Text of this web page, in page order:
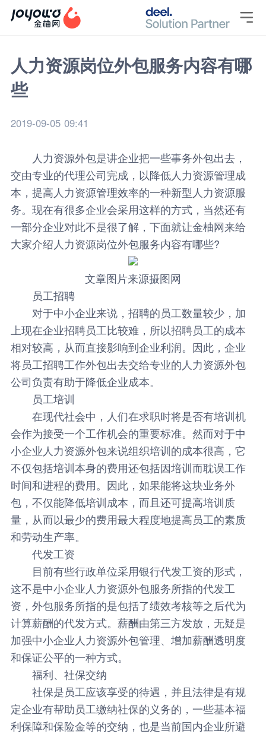

人力资源岗位外包服务内容有哪
些
2019-09-05 09:41
人力资源外包是讲企业把一些事务外包出去，
交由专业的代理公司完成，以降低人力资源管理成
本，提高人力资源管理效率的一种新型人力资源服
务。现在有很多企业会采用这样的方式，当然还有
一部分企业对此不是很了解，下面就让金柚网来给
大家介绍人力资源岗位外包服务内容有哪些?
文章图片来源摄图网
员工招聘
对于中小企业来说，招聘的员工数量较少，加
上现在企业招聘员工比较难，所以招聘员工的成本
相对较高，从而直接影响到企业利润。因此，企业
将员工招聘工作外包出去交给专业的人力资源外包
公司负责有助于降低企业成本。
员工培训
在现代社会中，人们在求职时将是否有培训机
会作为接受一个工作机会的重要标准。然而对于中
小企业人力资源外包来说组织培训的成本很高，它
不仅包括培训本身的费用还包括因培训而耽误工作
时间和进程的费用。因此，如果能将这块业务外
包，不仅能降低培训成本，而且还可提高培训质
量，从而以最少的费用最大程度地提高员工的素质
和劳动生产率。
代发工资
目前有些行政单位采用银行代发工资的形式，
这不是中小企业人力资源外包服务所指的代发工
资，外包服务所指的是包括了绩效考核等之后代为
计算薪酬的代发方式。薪酬由第三方发放，无疑是
加强中小企业人力资源外包管理、增加薪酬透明度
和保证公平的一种方式。
福利、社保交纳
社保是员工应该享受的待遇，并且法律是有规
定企业有帮助员工缴纳社保的义务的，一些基本福
利保障和保险金等的交纳，也是当前国内企业所避